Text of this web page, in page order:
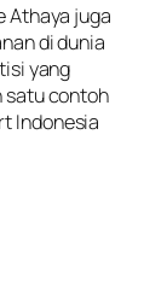
Athaya juga
di dunia
yang
satu contoh
Indonesia